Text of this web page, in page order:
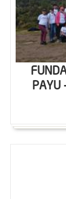
PAYU